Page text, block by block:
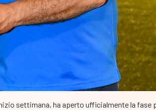
settimana, ha aperto ufficialmente la fase